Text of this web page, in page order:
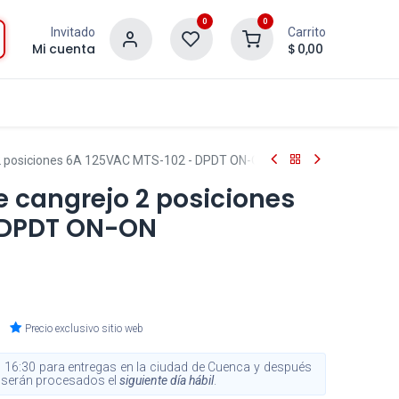
Invitado
Mi cuenta
0 0
Carrito
$ 0,00
6A 125VAC MTS-102 - DPDT ON-ON
cangrejo 2 posiciones
ON-ON
Precio exclusivo sitio web
para entregas en la ciudad de Cuenca y después
serán procesados elsiguiente día hábil.